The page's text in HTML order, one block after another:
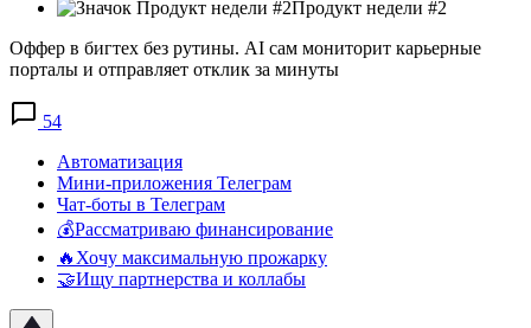
Продукт недели #2
Оффер в бигтех без рутины. AI сам мониторит карьерные
порталы и отправляет отклик за минуты
54
Автоматизация
Мини-приложения Телеграм
Чат-боты в Телеграм
💰Рассматриваю финансирование
🔥Хочу максимальную прожарку
🤝Ищу партнерства и коллабы